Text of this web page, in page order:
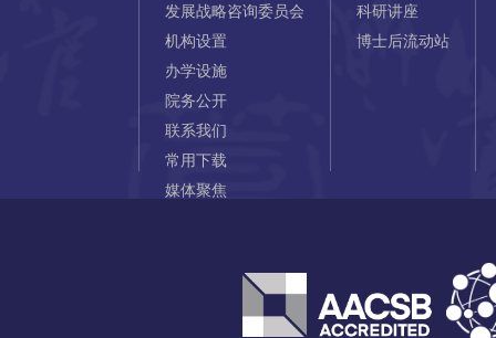
发展战略咨询委员会
机构设置
办学设施
院务公开
联系我们
常用下载
媒体聚焦
科研讲座
博士后流动站